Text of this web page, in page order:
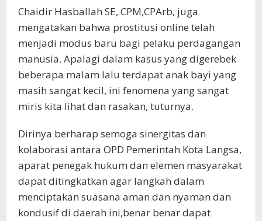
Chaidir Hasballah SE, CPM,CPArb, juga
mengatakan bahwa prostitusi online telah
menjadi modus baru bagi pelaku perdagangan
manusia. Apalagi dalam kasus yang digerebek
beberapa malam lalu terdapat anak bayi yang
masih sangat kecil, ini fenomena yang sangat
miris kita lihat dan rasakan, tuturnya.
Dirinya berharap semoga sinergitas dan
kolaborasi antara OPD Pemerintah Kota Langsa,
aparat penegak hukum dan elemen masyarakat
dapat ditingkatkan agar langkah dalam
menciptakan suasana aman dan nyaman dan
kondusif di daerah ini,benar benar dapat